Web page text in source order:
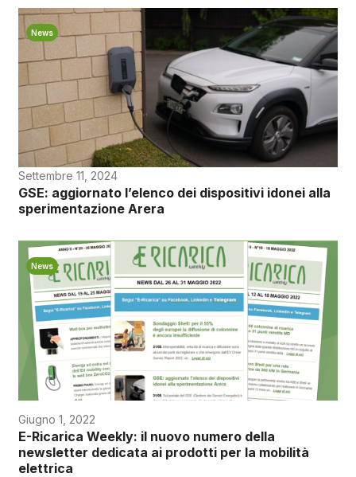
News
Settembre 11, 2024
GSE: aggiornato l’elenco dei dispositivi idonei alla
sperimentazione Arera
News
Giugno 1, 2022
E-Ricarica Weekly: il nuovo numero della
newsletter dedicata ai prodotti per la mobilità
elettrica